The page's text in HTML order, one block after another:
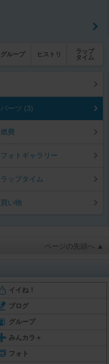
グループ ヒストリ
ラップ
タイム
パーツ (3)
燃費
フォトギャラリー
ラップタイム
買い物
ページの先頭へ ▲
イイね！
ブログ
グループ
みんカラ＋
フォト